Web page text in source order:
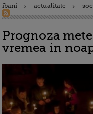
ibani actualitate
Prognoza
vremea in